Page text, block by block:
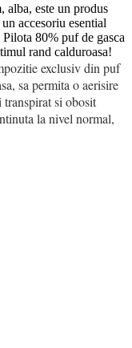
alba, este un produs
un accesoriu esential
80% puf de gasca
rand calduroasa!
exclusiv din puf
sa permita o aerisire
si obosit
la nivel normal,